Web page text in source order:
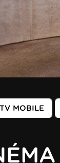
TV MOBILE